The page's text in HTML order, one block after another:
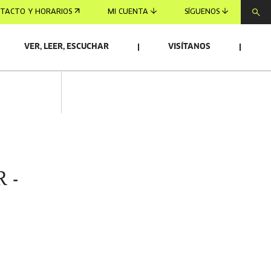
Y HORARIOS MI CUENTA SÍGUENOS
VER, LEER, ESCUCHAR VISÍTANOS
-